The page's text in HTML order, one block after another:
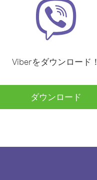
Viberをダウンロード！
ダウンロード